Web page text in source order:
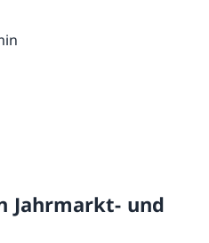
Jahrmarkt- und